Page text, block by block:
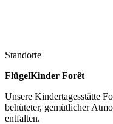
Standorte
FlügelKinder Forêt
Unsere Kindertagesstätte
behüteter, gemütlicher
entfalten.